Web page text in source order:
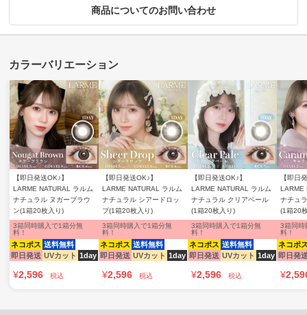
商品についてのお問い合わせ
【即日発送OK♪】
LARME NATURAL ラルム
ナチュラル ヌガーブラウ
ン(1箱20枚入り)
ネコポス 送料無料
即日発送 UVカット 1day
3箱同時購入で1箱分無
料！
¥2,596 税込
【即日発送OK♪】
LARME NATURAL ラルム
ナチュラル シアードロッ
プ(1箱20枚入り)
ネコポス 送料無料
即日発送 UVカット 1day
3箱同時購入で1箱分無
料！
¥2,596 税込
【即日発送OK♪】
LARME NATURAL ラルム
ナチュラル クリアペール
(1箱20枚入り)
ネコポス 送料無料
即日発送 UVカット 1day
3箱同時購入で1箱分無
料！
¥2,596 税込
【即日
LARME
ナチュ
(1箱20
ネコポ
即日発
3箱同時
料！
¥